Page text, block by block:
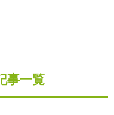
事一覧